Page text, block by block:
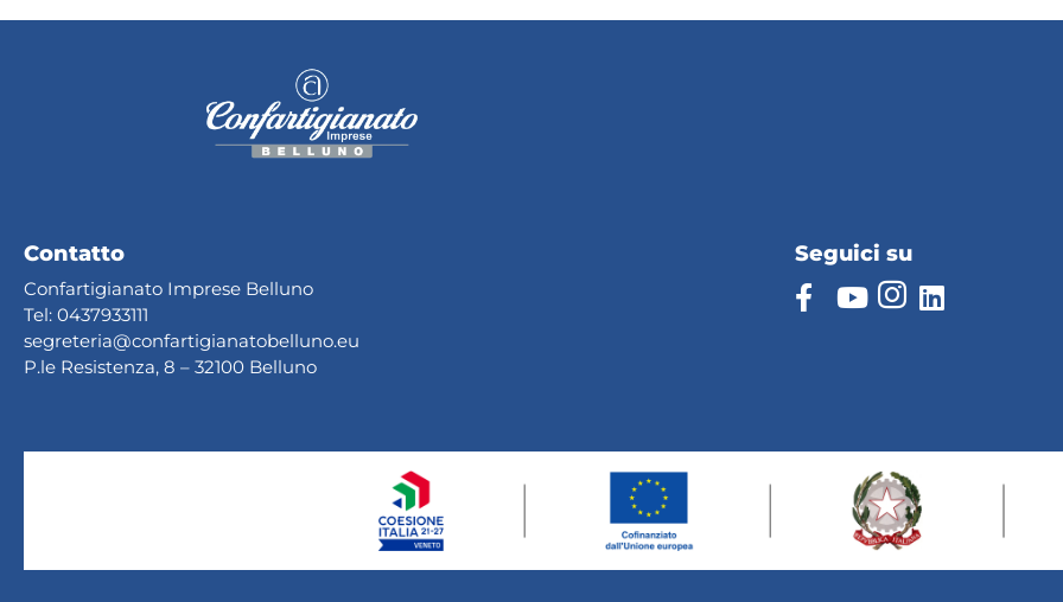
Contatto
Confartigianato Imprese Belluno
Tel: 0437933111
segreteria@confartigianatobelluno.eu
P.le Resistenza, 8 – 32100 Belluno
Seguici su